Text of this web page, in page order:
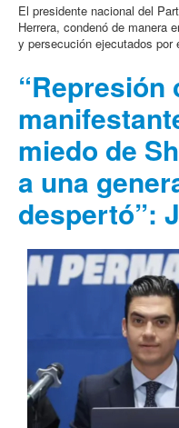
El presidente nacional del
Herrera, condenó de manera
y persecución ejecutados por
“Represión
miedo de
a una
despertó”: